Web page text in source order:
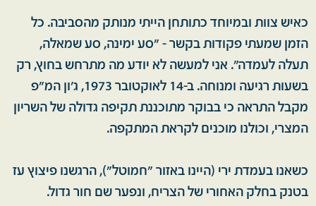
כאיש צוות ובמיוחד כתותחן הייתי מנותק מהסביבה. כל
הזמן שמעתי פקודות בקשר - "סע ימינה, סע שמאלה,
תעלה לעמדה". אני למעשה לא יודע מה מתרחש בחוץ, רק
בשעות רגיעה ומנוחה. ב-14 לאוקטובר 1973, ג'ון המ"פ
מקבל התראה כי בבוקר מתוכננת תקיפה גדולה של השריון
המצרי, וכולנו מוכנים לקראת המתקפה.
כשאנו בעמדת ירי (היינו באזור "חמוטל"), הרגשנו פיצוץ עז
בטנק בחלק האחורי של הצריח, ונפער שם חור גדול.